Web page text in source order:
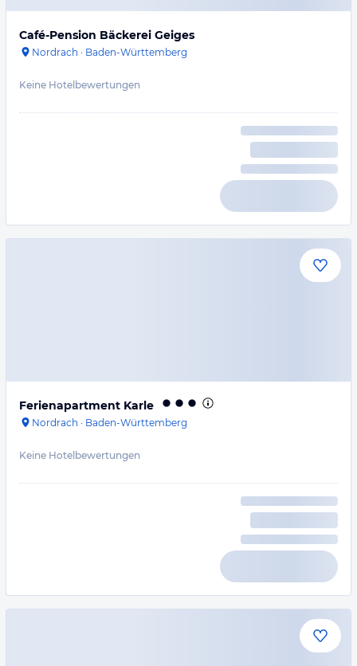
Café-Pension Bäckerei Geiges
Nordrach · Baden-Württemberg
Keine Hotelbewertungen
Ferienapartment Karle
Nordrach · Baden-Württemberg
Keine Hotelbewertungen